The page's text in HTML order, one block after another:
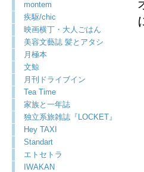
montem
疾駆/chic
映画横丁・大人ごはん
美容文藝誌 髪とアタシ
月極本
文鯨
月刊ドライブイン
Tea Time
家族と一年誌
独立系旅雑誌『LOCKET』
Hey TAXI
Standart
エトセトラ
IWAKAN